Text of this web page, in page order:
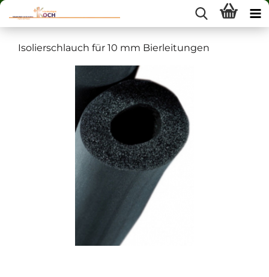
Isolierschlauch für 10 mm Bierleitungen